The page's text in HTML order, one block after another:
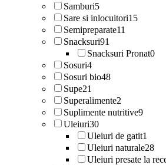
Samburi5
Sare si inlocuitori15
Semipreparate11
Snacksuri91
Snacksuri Pronat0
Sosuri4
Sosuri bio48
Supe21
Superalimente2
Suplimente nutritive9
Uleiuri30
Uleiuri de gatit1
Uleiuri naturale28
Uleiuri presate la